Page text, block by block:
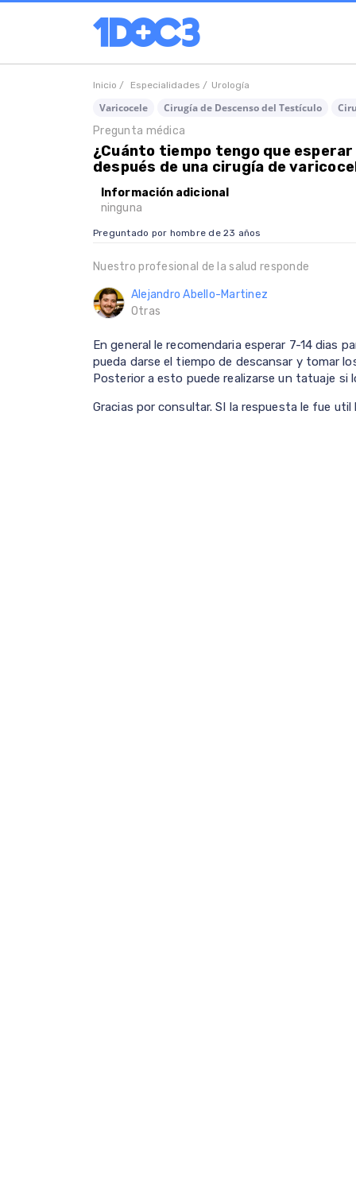
Inicio / Especialidades / Urología
Varicocele Cirugía de Descenso del Testículo
Pregunta médica
¿Cuánto tiempo tengo que
después de una cirugía de
Información adicional
ninguna
Preguntado por hombre de 23 años
Nuestro profesional de la salud responde
Alejandro Abello-Martinez
Otras
En general le recomendaria esperar 7-14 dias
pueda darse el tiempo de descansar y tomar
Posterior a esto puede realizarse un tatuaje si
Gracias por consultar. SI la respuesta le fue util